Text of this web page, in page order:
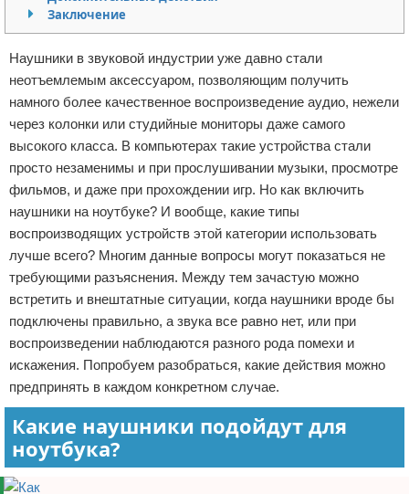
Программное обеспечение
Для автомобиля
Разное
Отказ от ответственности
Заключение
Наушники в звуковой индустрии уже давно стали
неотъемлемым аксессуаром, позволяющим получить
намного более качественное воспроизведение аудио, нежели
через колонки или студийные мониторы даже самого
высокого класса. В компьютерах такие устройства стали
просто незаменимы и при прослушивании музыки, просмотре
фильмов, и даже при прохождении игр. Но как включить
наушники на ноутбуке? И вообще, какие типы
воспроизводящих устройств этой категории использовать
лучше всего? Многим данные вопросы могут показаться не
требующими разъяснения. Между тем зачастую можно
встретить и внештатные ситуации, когда наушники вроде бы
подключены правильно, а звука все равно нет, или при
воспроизведении наблюдаются разного рода помехи и
искажения. Попробуем разобраться, какие действия можно
предпринять в каждом конкретном случае.
Какие наушники подойдут для
ноутбука?